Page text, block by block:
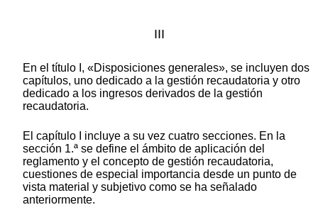
III
En el título I, «Disposiciones generales», se incluyen dos
capítulos, uno dedicado a la gestión recaudatoria y otro
dedicado a los ingresos derivados de la gestión
recaudatoria.
El capítulo I incluye a su vez cuatro secciones. En la
sección 1.ª se define el ámbito de aplicación del
reglamento y el concepto de gestión recaudatoria,
cuestiones de especial importancia desde un punto de
vista material y subjetivo como se ha señalado
anteriormente.